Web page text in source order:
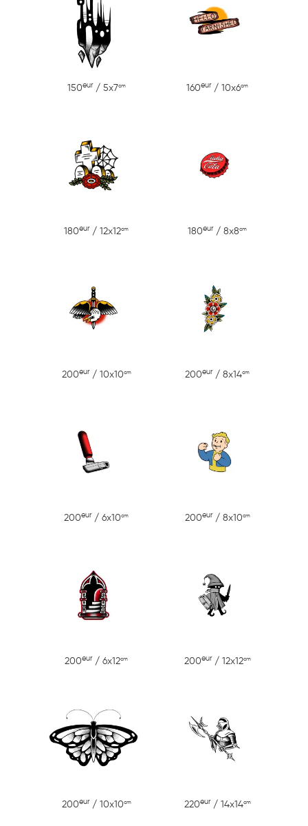
150eur / 5x7cm 160eur / 10x6cm
180eur / 12x12cm 180eur / 8x8cm
200eur / 10x10cm 200eur / 8x14cm
200eur / 6x10cm 200eur / 8x10cm
200eur / 6x12cm 200eur / 12x12cm
200eur / 10x10cm 220eur / 14x14cm